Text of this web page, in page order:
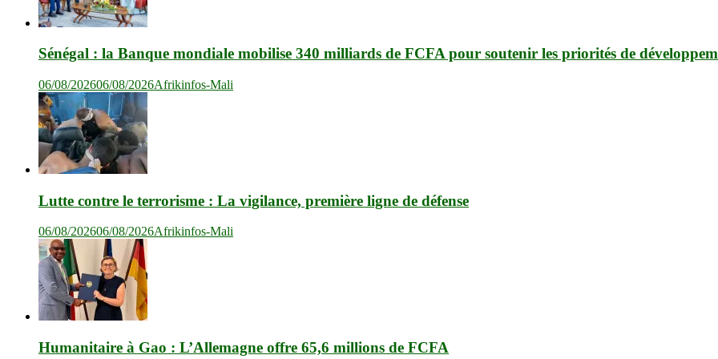
Sénégal : la Banque mondiale mobilise 340 milliards de FCFA pour soutenir les priorités de
06/08/202606/08/2026Afrikinfos-Mali
Lutte contre le terrorisme : La vigilance, première ligne de défense
06/08/202606/08/2026Afrikinfos-Mali
Humanitaire à Gao : L’Allemagne offre 65,6 millions de FCFA